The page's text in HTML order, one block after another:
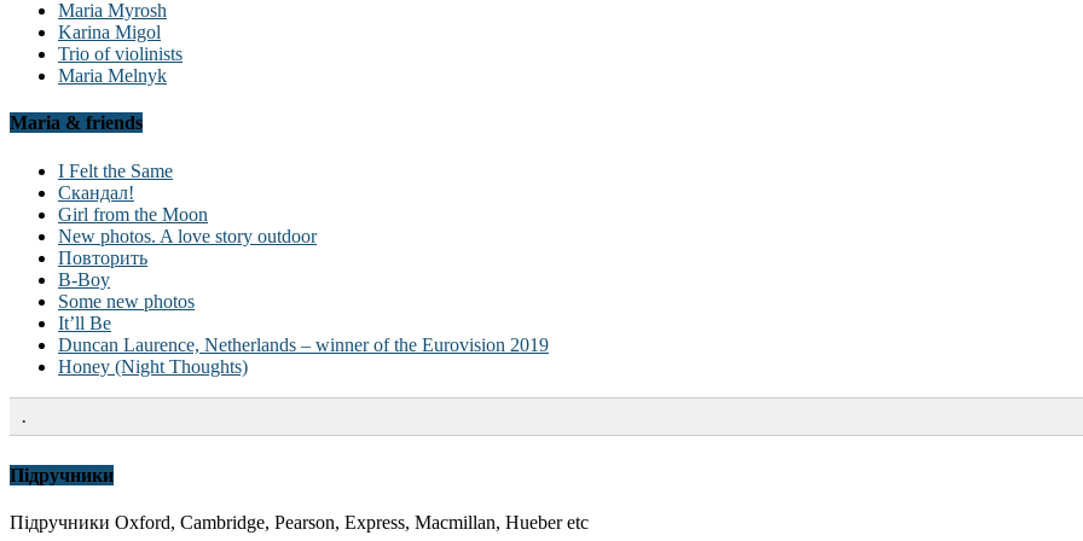
Maria Myrosh
Karina Migol
Trio of violinists
Maria Melnyk
Maria & friends
I Felt the Same
Скандал!
Girl from the Moon
New photos. A love story outdoor
Повторить
B-Boy
Some new photos
It’ll Be
Duncan Laurence, Netherlands – winner of the Eurovision 2019
Honey (Night Thoughts)
.
Підручники
Підручники Oxford, Cambridge, Pearson, Express, Macmillan, Hueber etc